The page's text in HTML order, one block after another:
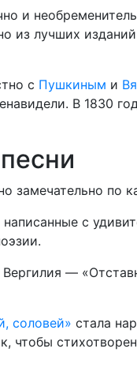
и
из лучших
с Пушкиным и
В 1830
замечательно по
с
—
соловей» стала